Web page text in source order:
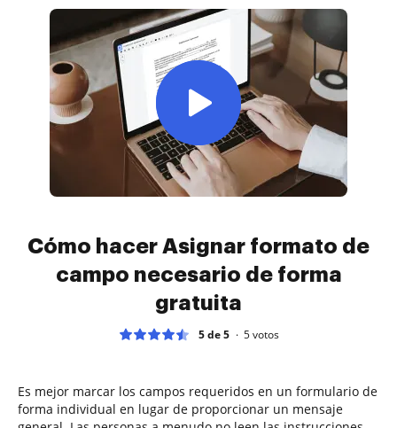
Cómo hacer Asignar formato de
campo necesario de forma
gratuita
5 de 5 5votos
Es mejor marcar los campos requeridos en un formulario de
forma individual en lugar de proporcionar un mensaje